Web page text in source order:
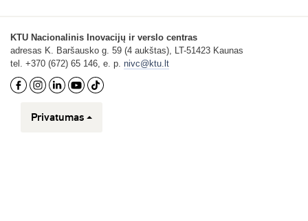
KTU Nacionalinis Inovacijų ir verslo centras
adresas K. Baršausko g. 59 (4 aukštas), LT-51423 Kaunas
tel. +370 (672) 65 146, e. p. nivc@ktu.lt
Privatumas